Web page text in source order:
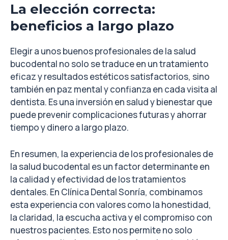
La elección correcta:
beneficios a largo plazo
Elegir a unos buenos profesionales de la salud
bucodental no solo se traduce en un tratamiento
eficaz y resultados estéticos satisfactorios, sino
también en paz mental y confianza en cada visita al
dentista. Es una inversión en salud y bienestar que
puede prevenir complicaciones futuras y ahorrar
tiempo y dinero a largo plazo.
En resumen, la experiencia de los profesionales de
la salud bucodental es un factor determinante en
la calidad y efectividad de los tratamientos
dentales. En Clínica Dental Sonría, combinamos
esta experiencia con valores como la honestidad,
la claridad, la escucha activa y el compromiso con
nuestros pacientes. Esto nos permite no solo